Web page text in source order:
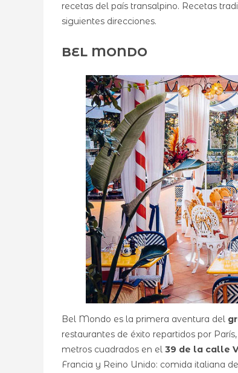
recetas del país transalpino. Recetas
siguientes direcciones.
BEL MONDO
Bel Mondo es la primera aventura del
restaurantes de éxito repartidos por
metros cuadrados en el 39 de la calle
Francia y Reino Unido: comida italiana